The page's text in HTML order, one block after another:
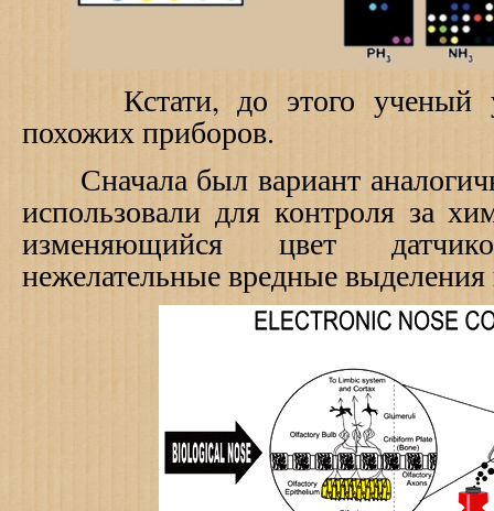
Кстати, до этого ученый
похожих приборов.
Сначала был вариант
использовали для контроля за
изменяющийся цвет
нежелательные вредные